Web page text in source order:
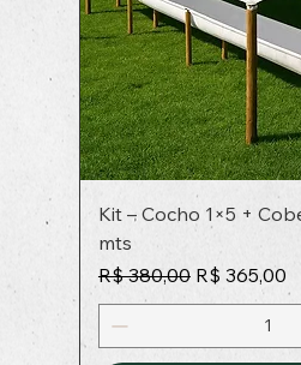
Kit – Cocho 1×5 +
mts
Preço normal
R$ 380,00 Preço
R$ 365,00